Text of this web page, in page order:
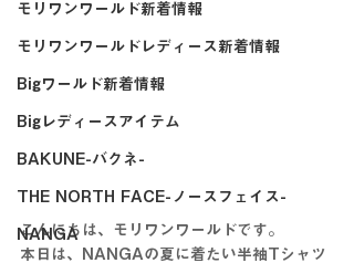
モリワンワールド新着情報
モリワンワールドレディース新着情報
Bigワールド新着情報
Bigレディースアイテム
BAKUNE-バクネ-
THE NORTH FACE-ノースフェイス-
NANGA
こんにちは、モリワンワールドです。
本日は、NANGAの夏に着たい半袖Tシャツ